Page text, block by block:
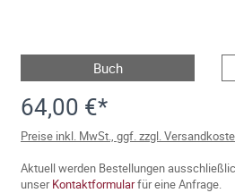
Buch
64,00 €*
Preise inkl. MwSt., ggf. zzgl.
Aktuell werden Bestellungen
unserKontaktformularfür eine Anfrage.